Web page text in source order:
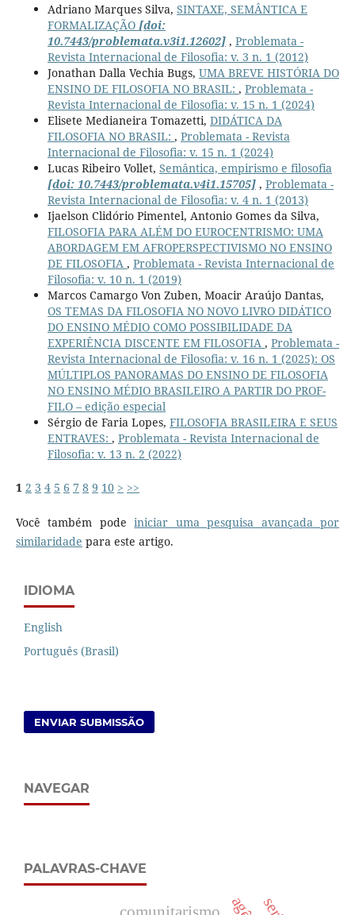
Adriano Marques Silva, SINTAXE, SEMÂNTICA E
FORMALIZAÇÃO [doi:
10.7443/problemata.v3i1.12602], Problemata -
Revista Internacional de Filosofia: v. 3 n. 1 (2012)
Jonathan Dalla Vechia Bugs, UMA BREVE HISTÓRIA DO
ENSINO DE FILOSOFIA NO BRASIL: , Problemata -
Revista Internacional de Filosofia: v. 15 n. 1 (2024)
Elisete Medianeira Tomazetti, DIDÁTICA DA
FILOSOFIA NO BRASIL: , Problemata - Revista
Internacional de Filosofia: v. 15 n. 1 (2024)
Lucas Ribeiro Vollet, Semântica, empirismo e filosofia
[doi: 10.7443/problemata.v4i1.15705], Problemata -
Revista Internacional de Filosofia: v. 4 n. 1 (2013)
Ijaelson Clidório Pimentel, Antonio Gomes da Silva,
FILOSOFIA PARA ALÉM DO EUROCENTRISMO: UMA
ABORDAGEM EM AFROPERSPECTIVISMO NO ENSINO
DE FILOSOFIA , Problemata - Revista Internacional de
Filosofia: v. 10 n. 1 (2019)
Marcos Camargo Von Zuben, Moacir Araújo Dantas,
OS TEMAS DA FILOSOFIA NO NOVO LIVRO DIDÁTICO
DO ENSINO MÉDIO COMO POSSIBILIDADE DA
EXPERIÊNCIA DISCENTE EM FILOSOFIA , Problemata -
Revista Internacional de Filosofia: v. 16 n. 1 (2025): OS
MÚLTIPLOS PANORAMAS DO ENSINO DE FILOSOFIA
NO ENSINO MÉDIO BRASILEIRO A PARTIR DO PROF-
FILO – edição especial
Sérgio de Faria Lopes, FILOSOFIA BRASILEIRA E SEUS
ENTRAVES: , Problemata - Revista Internacional de
Filosofia: v. 13 n. 2 (2022)
1 2 3 4 5 6 7 8 9 10 > >>
Você também podeiniciar uma pesquisa avançada por
similaridade para este artigo.
IDIOMA
English
Português (Brasil)
ENVIAR SUBMISSÃO
NAVEGAR
PALAVRAS-CHAVE